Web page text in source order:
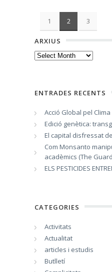
1 2 3
ARXIUS
Arxius
ENTRADES RECENTS
Acció Global pel Clima
Edició genètica:
El capital disfressat
Com Monsanto
acadèmics (The
ELS PESTICIDES
CATEGORIES
Activitats
Actualitat
articles i estudis
Butlletí